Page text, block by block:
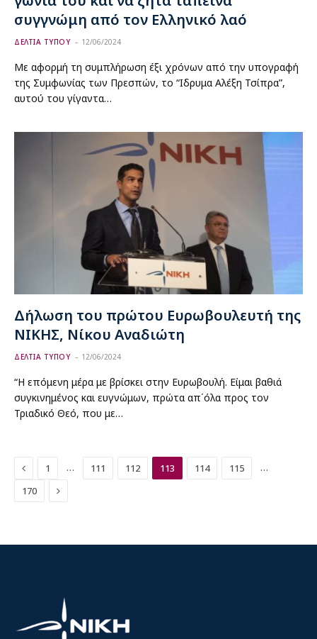
συγγνώμη από τον Ελληνικό λαό
ΔΕΛΤΙΑ ΤΥΠΟΥ 12/06/2024
Με αφορμή τη συμπλήρωση έξι χρόνων από την υπογραφή
της Συμφωνίας των Πρεσπών, το “Ιδρυμα Αλέξη Τσίπρα”,
αυτού του γίγαντα…
Δήλωση του πρώτου Ευρωβουλευτή της
ΝΙΚΗΣ, Νίκου Αναδιώτη
ΔΕΛΤΙΑ ΤΥΠΟΥ 12/06/2024
“Η επόμενη μέρα με βρίσκει στην Ευρωβουλή. Είμαι βαθιά
συγκινημένος και ευγνώμων, πρώτα απ΄όλα προς τον
Τριαδικό Θεό, που με…
Previous
1 … 111 112 113 114 115
…
170
Next